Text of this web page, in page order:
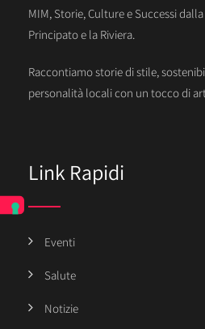
MIM, Storie, Culture e Successi
Principato e la Riviera.
Raccontiamo storie di stile,
personalità locali con un tocco di
Link Rapidi
Eventi
Salute
Notizie